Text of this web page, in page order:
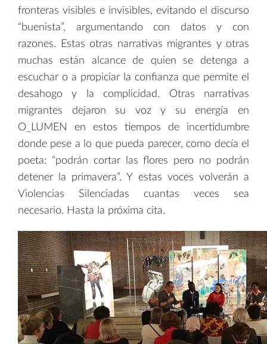
fronteras visibles e invisibles, evitando el discurso
“buenista”, argumentando con datos y con
razones. Estas otras narrativas migrantes y otras
muchas están alcance de quien se detenga a
escuchar o a propiciar la confianza que permite el
desahogo y la complicidad. Otras narrativas
migrantes dejaron su voz y su energía en
O_LUMEN en estos tiempos de incertidumbre
donde pese a lo que pueda parecer, como decía el
poeta: “podrán cortar las flores pero no podrán
detener la primavera”. Y estas voces volverán a
Violencias Silenciadas cuantas veces sea
necesario. Hasta la próxima cita.